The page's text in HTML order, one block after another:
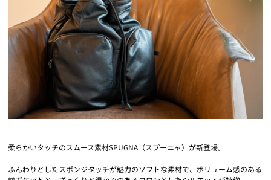
柔らかいタッチのスムース素材SPUGNA（スプーニャ）が新登場。
ふんわりとしたスポンジタッチが魅力のソフトな素材で、ボリューム感のある